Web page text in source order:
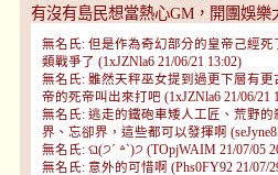
有沒有島民想當熱心GM，開團娛樂
無名氏: 但是作為奇幻部分的皇帝己經
類戰爭了 (1xJZNla6 21/06/21 13:02)
無名氏: 雖然天秤巫女提到過更下層有
帝的死帝叫出來打吧 (1xJZNla6 21/06/21
無名氏: 逃走的鐵砲車矮人工匠、荒野
界、忘卻界，這些都可以發揮啊
無名氏: ଘ(੭´ ꒫`)੭ (TOpjWAIM 21/07/05
無名氏: 意外的可惜啊 (Phs0FY92 21/07/